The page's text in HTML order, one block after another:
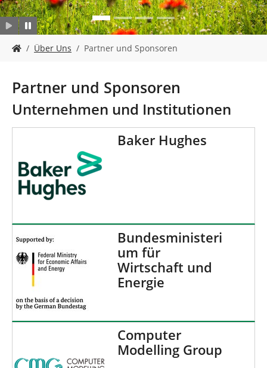
i
i
n
d
h
Über Uns Partner und Sponsoren
Partner und Sponsoren
Unternehmen und Institutionen
Baker Hughes
Bundesministeri
um für
Wirtschaft und
Energie
Computer
Modelling Group